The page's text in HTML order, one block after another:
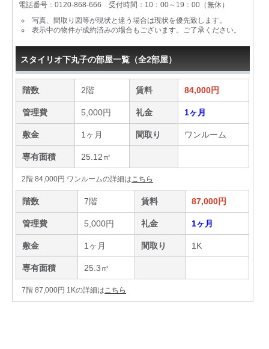
電話番号：0120-868-666 受付時間：10：00～19：00（無休）
写真、間取り図等が現状と違う場合は現状を優先致します。
表示中の物件が成約済みの場合もございます。ご了承ください。
スタイリオ下丸子の部屋一覧（全2部屋）
階数 2階 賃料 84,000円
管理費 5,000円 礼金 1ヶ月
敷金 1ヶ月 間取り ワンルーム
専有面積 25.12㎡
2階 84,000円 ワンルームの詳細は こちら
階数 7階 賃料 87,000円
管理費 5,000円 礼金 1ヶ月
敷金 1ヶ月 間取り 1K
専有面積 25.3㎡
7階 87,000円 1Kの詳細は こちら